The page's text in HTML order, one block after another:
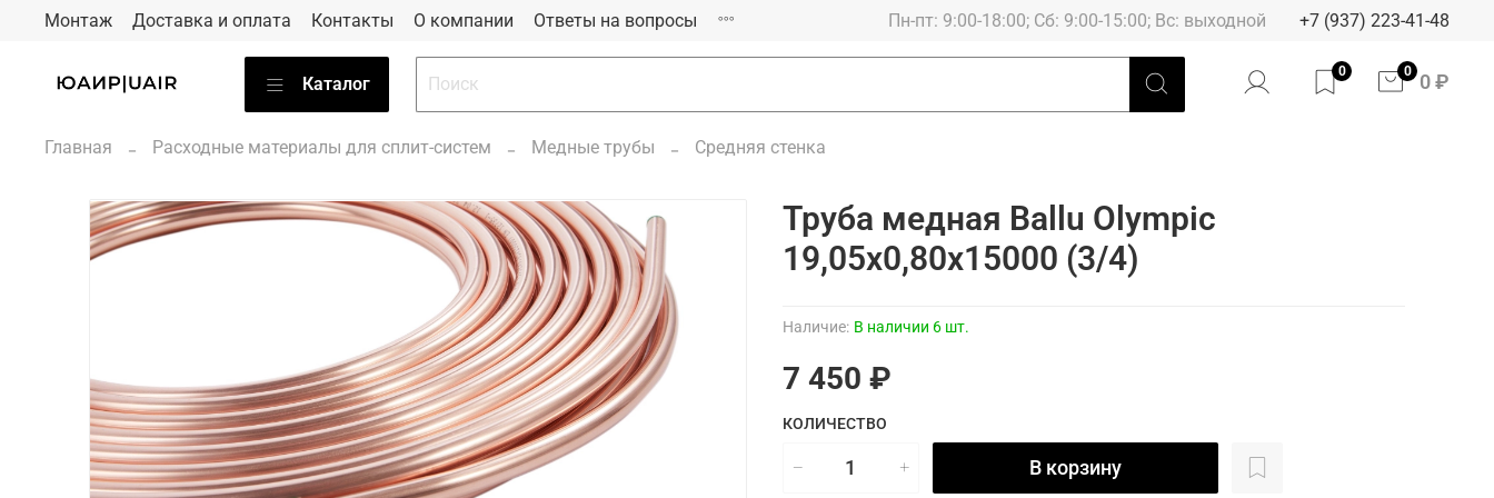
Монтаж Доставка и оплата Контакты О компании Ответы на вопросы Пн-пт: 9:00-18:00; Сб: 9:00-15:00; Вс: выходной +7 (937) 223-41-48
Каталог
0 0 0 ₽
Главная Расходные материалы для сплит-систем Медные трубы Средняя стенка
Наличие: В наличии 6 шт.
Труба медная Ballu Olympic
19,05х0,80х15000 (3/4)
7 450 ₽
КОЛИЧЕСТВО
В корзину